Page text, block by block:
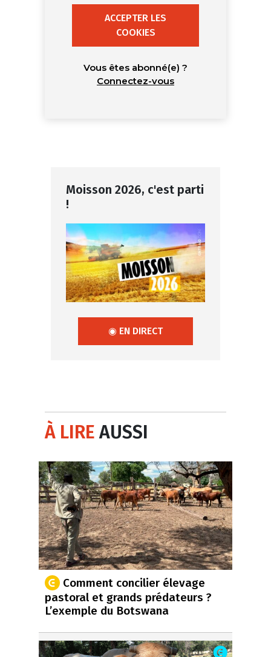
ACCEPTER LES
COOKIES
Vous êtes abonné(e) ?
Connectez-vous
Moisson 2026, c'est parti
!
◉ EN DIRECT
À LIREAUSSI
Comment concilier élevage
pastoral et grands prédateurs ?
L’exemple du Botswana